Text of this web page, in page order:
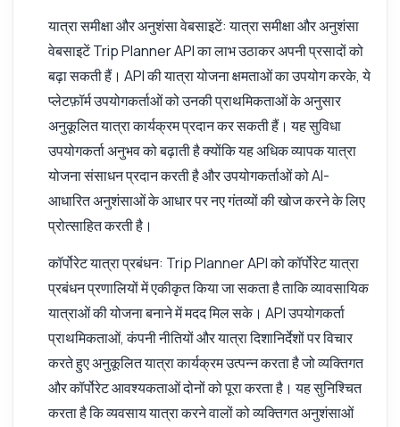
यात्रा समीक्षा और अनुशंसा वेबसाइटें: यात्रा समीक्षा और अनुशंसा
वेबसाइटें Trip Planner API का लाभ उठाकर अपनी प्रसादों को
बढ़ा सकती हैं। API की यात्रा योजना क्षमताओं का उपयोग करके, ये
प्लेटफ़ॉर्म उपयोगकर्ताओं को उनकी प्राथमिकताओं के अनुसार
अनुकूलित यात्रा कार्यक्रम प्रदान कर सकती हैं। यह सुविधा
उपयोगकर्ता अनुभव को बढ़ाती है क्योंकि यह अधिक व्यापक यात्रा
योजना संसाधन प्रदान करती है और उपयोगकर्ताओं को AI-
आधारित अनुशंसाओं के आधार पर नए गंतव्यों की खोज करने के लिए
प्रोत्साहित करती है।
कॉर्पोरेट यात्रा प्रबंधन: Trip Planner API को कॉर्पोरेट यात्रा
प्रबंधन प्रणालियों में एकीकृत किया जा सकता है ताकि व्यावसायिक
यात्राओं की योजना बनाने में मदद मिल सके। API उपयोगकर्ता
प्राथमिकताओं, कंपनी नीतियों और यात्रा दिशानिर्देशों पर विचार
करते हुए अनुकूलित यात्रा कार्यक्रम उत्पन्न करता है जो व्यक्तिगत
और कॉर्पोरेट आवश्यकताओं दोनों को पूरा करता है। यह सुनिश्चित
करता है कि व्यवसाय यात्रा करने वालों को व्यक्तिगत अनुशंसाओं